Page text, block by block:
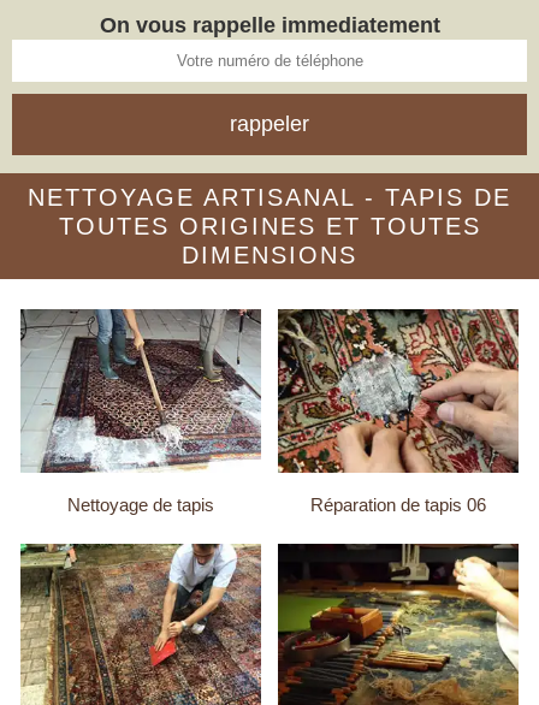
On vous rappelle immediatement
NETTOYAGE ARTISANAL - TAPIS DE
TOUTES ORIGINES ET TOUTES
DIMENSIONS
Nettoyage de tapis Réparation de tapis 06